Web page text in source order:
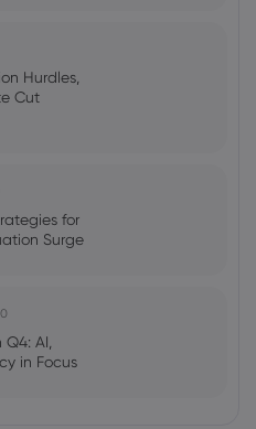
Hurdles,
Cut
for
Surge
AI,
in Focus